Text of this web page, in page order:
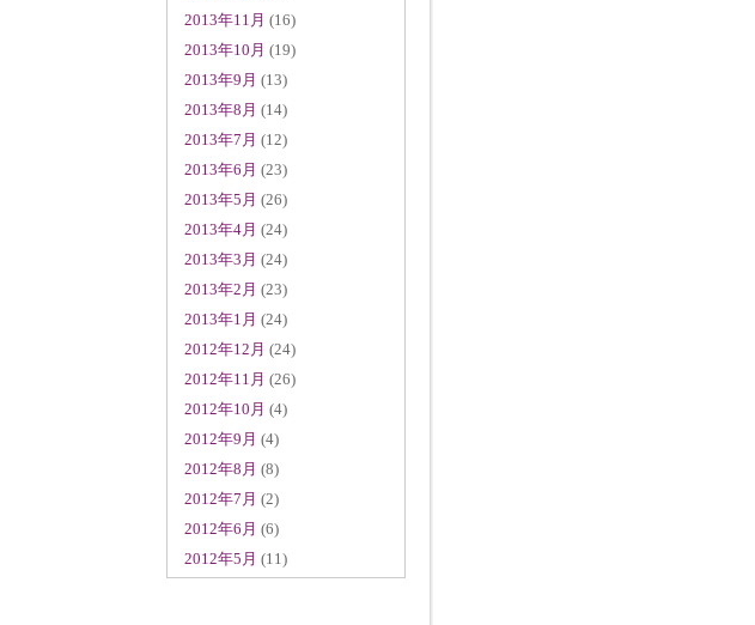
2013年11月 (16)
2013年10月 (19)
2013年9月 (13)
2013年8月 (14)
2013年7月 (12)
2013年6月 (23)
2013年5月 (26)
2013年4月 (24)
2013年3月 (24)
2013年2月 (23)
2013年1月 (24)
2012年12月 (24)
2012年11月 (26)
2012年10月 (4)
2012年9月 (4)
2012年8月 (8)
2012年7月 (2)
2012年6月 (6)
2012年5月 (11)